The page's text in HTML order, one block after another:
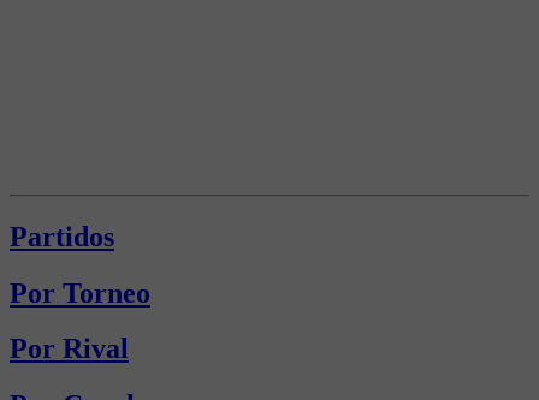
Partidos
Por Torneo
Por Rival